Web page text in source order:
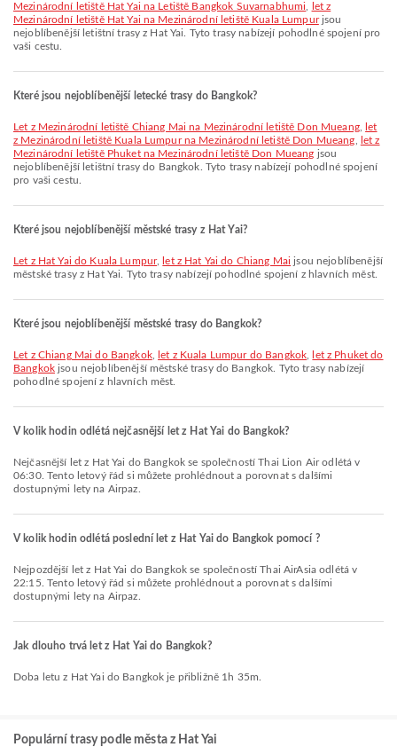
Mezinárodní letiště Hat Yai na Letiště Bangkok Suvarnabhumi
let z
Mezinárodní letiště Hat Yai na Mezinárodní letiště Kuala Lumpurjsou
nejoblíbenější letištní trasy z Hat Yai. Tyto trasy nabízejí pohodlné spojení pro
vaši cestu.
Které jsou nejoblíbenější letecké trasy do Bangkok?
let z Mezinárodní letiště Chiang Mai na Mezinárodní letiště Don Mueang,
let
z Mezinárodní letiště Kuala Lumpur na Mezinárodní letiště Don Mueang
let z
Mezinárodní letiště Phuket na Mezinárodní letiště Don Mueang jsou
nejoblíbenější letištní trasy do Bangkok. Tyto trasy nabízejí pohodlné spojení
pro vaši cestu.
Které jsou nejoblíbenější městské trasy z Hat Yai?
let z Hat Yai do Kuala Lumpur, let z Hat Yai do Chiang Mai jsou nejoblíbenější
městské trasy z Hat Yai. Tyto trasy nabízejí pohodlné spojení z hlavních měst.
Které jsou nejoblíbenější městské trasy do Bangkok?
let z Chiang Mai do Bangkok, let z Kuala Lumpur do Bangkok
let z Phuket do
Bangkokjsou nejoblíbenější městské trasy do Bangkok. Tyto trasy nabízejí
pohodlné spojení z hlavních měst.
V kolik hodin odlétá nejčasnější let z Hat Yai do Bangkok?
Nejčasnější let z Hat Yai do Bangkok se společností Thai Lion Air odlétá v
06:30. Tento letový řád si můžete prohlédnout a porovnat s dalšími
dostupnými lety na Airpaz.
V kolik hodin odlétá poslední let z Hat Yai do Bangkok pomocí ?
Nejpozdější let z Hat Yai do Bangkok se společností Thai AirAsia odlétá v
22:15. Tento letový řád si můžete prohlédnout a porovnat s dalšími
dostupnými lety na Airpaz.
Jak dlouho trvá let z Hat Yai do Bangkok?
Doba letu z Hat Yai do Bangkok je přibližně 1h 35m.
Populární trasy podle města z Hat Yai